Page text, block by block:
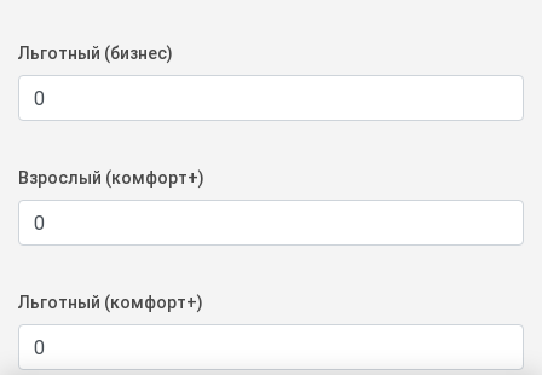
Льготный (бизнес)
Взрослый (комфорт+)
Льготный (комфорт+)